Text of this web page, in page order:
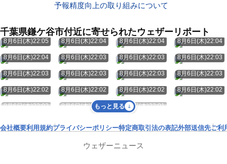
予報精度向上の取り組みについて
千葉県鎌ケ谷市付近に寄せられたウェザーリポート
8月6日(木)22:05 8月6日(木)22:04 8月6日(木)22:04 8月6日(木)22:04
8月6日(木)22:04 8月6日(木)22:03 8月6日(木)22:03 8月6日(木)22:03
8月6日(木)22:03 8月6日(木)22:03 8月6日(木)22:03 8月6日(木)22:03
8月6日(木)22:02 8月6日(木)22:02 8月6日(木)22:02 8月6日(木)22:02
8月6日(木)22:02 8月6日(木)22:02 8月6日(木)22:01
もっと見る
会社概要利用規約プライバシーポリシー特定商取引法の表記外部送信先ご利
ウェザーニュース